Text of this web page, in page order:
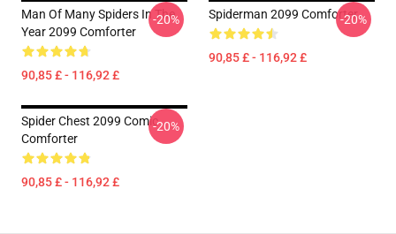
Man Of Many Spiders In The
Year 2099 Comforter
90,85 £ - 116,92 £
-20% Spiderman 2099 Comforter
90,85 £ - 116,92 £
-20%
Spider Chest 2099 Comic
Comforter
90,85 £ - 116,92 £
-20%